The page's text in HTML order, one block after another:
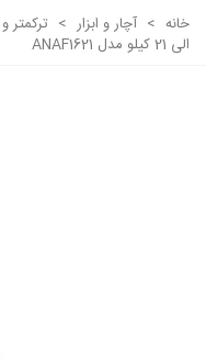
خانه > آچار و ابزار > ترکمتر
الی 21 کیلو مدل ANAF1621